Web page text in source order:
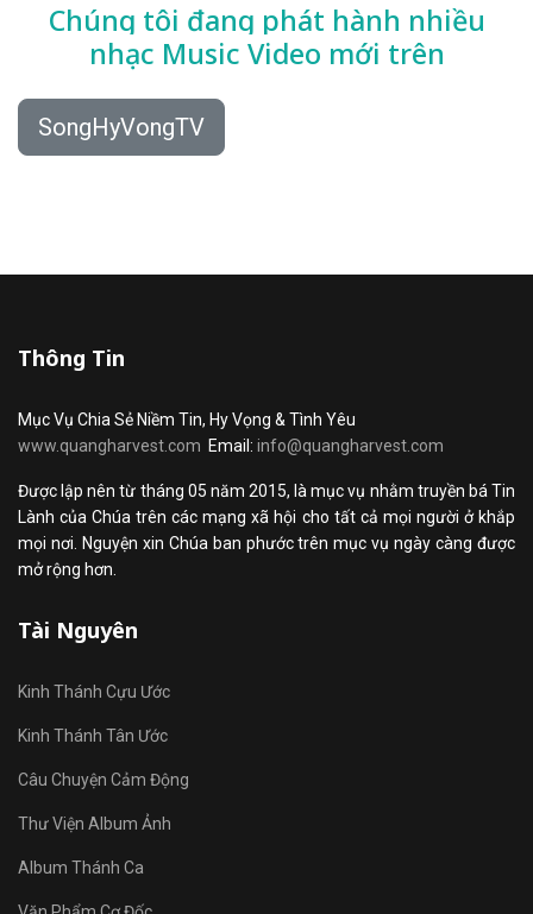
Chúng tôi đang phát hành nhiều
nhạc Music Video mới trên
SongHyVongTV
Thông Tin
Mục Vụ Chia Sẻ Niềm Tin, Hy Vọng & Tình Yêu
www.quangharvest.com Email: info@quangharvest.com
Được lập nên từ tháng 05 năm 2015, là mục vụ nhằm truyền bá Tin
Lành của Chúa trên các mạng xã hội cho tất cả mọi người ở khắp
mọi nơi. Nguyện xin Chúa ban phước trên mục vụ ngày càng được
mở rộng hơn.
Tài Nguyên
Kinh Thánh Cựu Ước
Kinh Thánh Tân Ước
Câu Chuyện Cảm Động
Thư Viện Album Ảnh
Album Thánh Ca